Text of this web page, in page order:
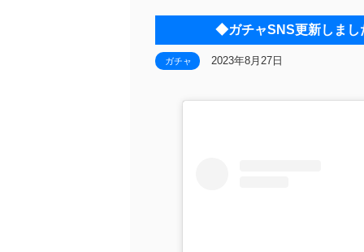
◆ガチャSNS更新しまし
ガチャ 2023年8月27日